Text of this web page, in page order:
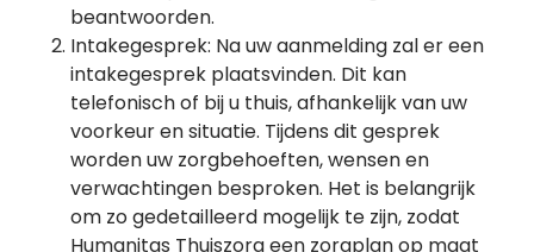
beantwoorden.
Intakegesprek: Na uw aanmelding zal er een
intakegesprek plaatsvinden. Dit kan
telefonisch of bij u thuis, afhankelijk van uw
voorkeur en situatie. Tijdens dit gesprek
worden uw zorgbehoeften, wensen en
verwachtingen besproken. Het is belangrijk
om zo gedetailleerd mogelijk te zijn, zodat
Humanitas Thuiszorg een zorgplan op maat